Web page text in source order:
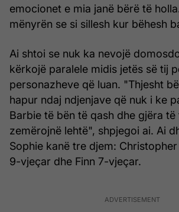
emocionet e mia janë bërë të
mënyrën se si sillesh kur bëhesh
Ai shtoi se nuk ka nevojë
kërkojë paralele midis jetës së tij
personazheve që luan. "Thjesht
hapur ndaj ndjenjave që nuk i ke
Barbie të bën të qash dhe gjëra të
zemërojnë lehtë", shpjegoi ai. Ai
Sophie kanë tre djem: Christopher
9-vjeçar dhe Finn 7-vjeçar.